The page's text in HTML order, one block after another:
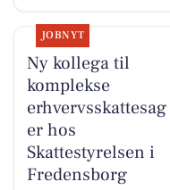
JOBNYT
Ny kollega til
komplekse
erhvervsskattesag
er hos
Skattestyrelsen i
Fredensborg